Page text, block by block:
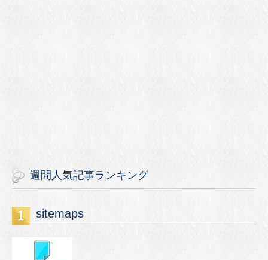
週間人気記事ランキング
sitemaps